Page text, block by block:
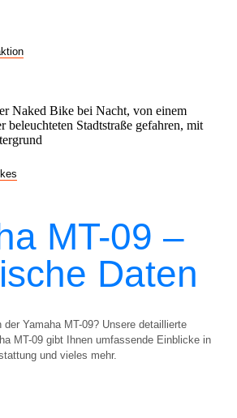
MT-09 –
Daten
Yamaha MT-09? Unsere detaillierte
MT-09 gibt Ihnen umfassende Einblicke in
und vieles mehr.